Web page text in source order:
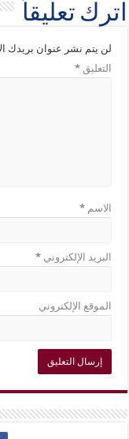
اترك تعليقاً
لن يتم نشر عنوان بريدك
التعليق*
الاسم*
البريد الإلكتروني*
الموقع الإلكتروني